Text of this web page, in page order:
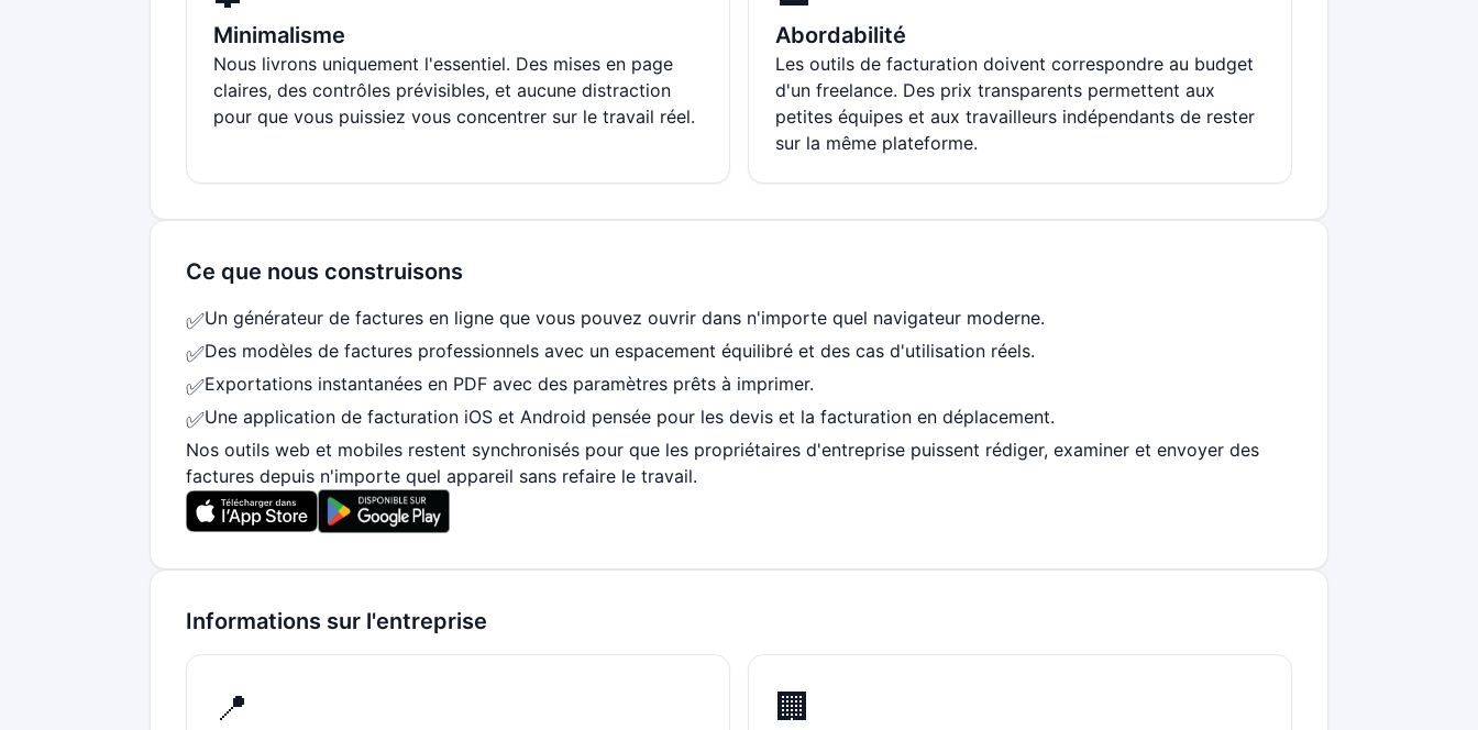
Minimalisme
Nous livrons uniquement l'essentiel. Des mises en page
claires, des contrôles prévisibles, et aucune distraction
pour que vous puissiez vous concentrer sur le travail réel.
Abordabilité
Les outils de facturation doivent correspondre au budget
d'un freelance. Des prix transparents permettent aux
petites équipes et aux travailleurs indépendants de rester
sur la même plateforme.
Ce que nous construisons
✅Un générateur de factures en ligne que vous pouvez ouvrir dans n'importe quel navigateur moderne.
✅Des modèles de factures professionnels avec un espacement équilibré et des cas d'utilisation réels.
✅Exportations instantanées en PDF avec des paramètres prêts à imprimer.
✅Une application de facturation iOS et Android pensée pour les devis et la facturation en déplacement.
Nos outils web et mobiles restent synchronisés pour que les propriétaires d'entreprise puissent rédiger, examiner et envoyer des
factures depuis n'importe quel appareil sans refaire le travail.
Informations sur l'entreprise
📍 🏢